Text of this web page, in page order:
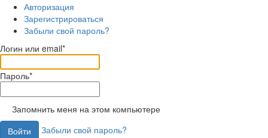
Авторизация
Зарегистрироваться
Забыли свой пароль?
Логин или email*
Пароль*
Запомнить меня на этом компьютере
Забыли свой пароль?